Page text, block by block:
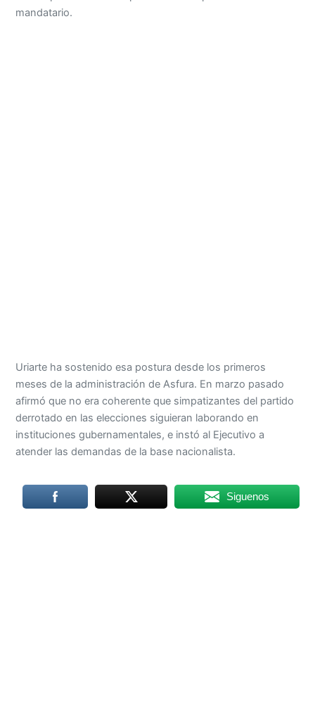
mandatario.
Uriarte ha sostenido esa postura desde los primeros
meses de la administración de Asfura. En marzo pasado
afirmó que no era coherente que simpatizantes del partido
derrotado en las elecciones siguieran laborando en
instituciones gubernamentales, e instó al Ejecutivo a
atender las demandas de la base nacionalista.
Siguenos